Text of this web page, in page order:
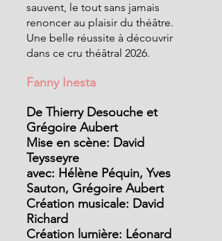
sauvent, le tout sans jamais
renoncer au plaisir du théâtre.
Une belle réussite à découvrir
dans ce cru théâtral 2026.
Fanny Inesta
De Thierry Desouche et
Grégoire Aubert
Mise en scène: David
Teysseyre
avec: Hélène Péquin, Yves
Sauton, Grégoire Aubert
Création musicale: David
Richard
Création lumière: Léonard